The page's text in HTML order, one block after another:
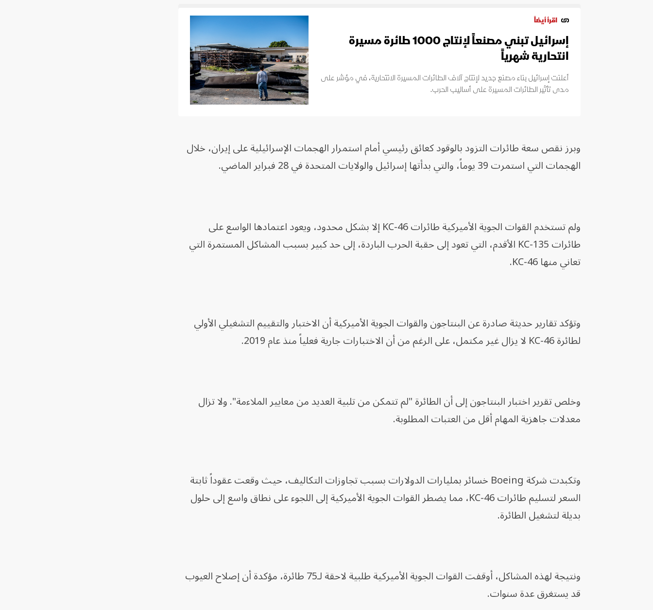
اقرأ أيضاً
إسرائيل تبني مصنعاً لإنتاج 1000 طائرة مسيرة
انتحارية شهرياً
أعلنت إسرائيل بناء مصنع جديد لإنتاج آلاف الطائرات المسيرة الانتحارية، في مؤشر على
مدى تأثير الطائرات المسيرة على أساليب الحرب.
وبرز نقص سعة طائرات التزود بالوقود كعائق رئيسي أمام استمرار الهجمات الإسرائيلية على إيران، خلال
الهجمات التي استمرت 39 يوماً، والتي بدأتها إسرائيل والولايات المتحدة في 28 فبراير الماضي.
ولم تستخدم القوات الجوية الأميركية طائرات KC-46 إلا بشكل محدود، ويعود اعتمادها الواسع على
طائرات KC-135 الأقدم، التي تعود إلى حقبة الحرب الباردة، إلى حد كبير بسبب المشاكل المستمرة التي
تعاني منها KC-46.
وتؤكد تقارير حديثة صادرة عن البنتاجون والقوات الجوية الأميركية أن الاختبار والتقييم التشغيلي الأولي
لطائرة KC-46 لا يزال غير مكتمل، على الرغم من أن الاختبارات جارية فعلياً منذ عام 2019.
وخلص تقرير اختبار البنتاجون إلى أن الطائرة "لم تتمكن من تلبية العديد من معايير الملاءمة". ولا تزال
معدلات جاهزية المهام أقل من العتبات المطلوبة.
وتكبدت شركة Boeing خسائر بمليارات الدولارات بسبب تجاوزات التكاليف، حيث وقعت عقوداً ثابتة
السعر لتسليم طائرات KC-46، مما يضطر القوات الجوية الأميركية إلى اللجوء على نطاق واسع إلى حلول
بديلة لتشغيل الطائرة.
ونتيجة لهذه المشاكل، أوقفت القوات الجوية الأميركية طلبية لاحقة لـ75 طائرة، مؤكدة أن إصلاح العيوب
قد يستغرق عدة سنوات.